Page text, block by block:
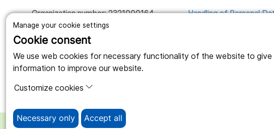
Manage your cookie settings
Cookie consent
We use web cookies for necessary functionality of the website to
information to improve our website.
Customize cookies
Necessary only Accept all
Organization number: 2321000164
Together we create a better life
Handling of Personal